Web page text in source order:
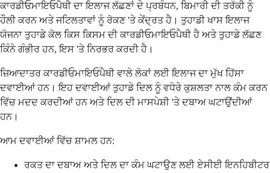
ਕਾਰਡੀਓਮਾਇਓਪੈਥੀ ਦਾ ਇਲਾਜ ਲੱਛਣਾਂ ਦੇ ਪ੍ਰਬੰਧਨ, ਬਿਮਾਰੀ ਦੀ ਤਰੱਕੀ ਨੂੰ
ਹੌਲੀ ਕਰਨ ਅਤੇ ਜਟਿਲਤਾਵਾਂ ਨੂੰ ਰੋਕਣ 'ਤੇ ਕੇਂਦ੍ਰਤ ਹੈ। ਤੁਹਾਡੀ ਖਾਸ ਇਲਾਜ
ਯੋਜਨਾ ਤੁਹਾਡੇ ਕੋਲ ਕਿਸ ਕਿਸਮ ਦੀ ਕਾਰਡੀਓਮਾਇਓਪੈਥੀ ਹੈ ਅਤੇ ਤੁਹਾਡੇ ਲੱਛਣ
ਕਿੰਨੇ ਗੰਭੀਰ ਹਨ, ਇਸ 'ਤੇ ਨਿਰਭਰ ਕਰਦੀ ਹੈ।
ਜ਼ਿਆਦਾਤਰ ਕਾਰਡੀਓਮਾਇਓਪੈਥੀ ਵਾਲੇ ਲੋਕਾਂ ਲਈ ਇਲਾਜ ਦਾ ਮੁੱਖ ਹਿੱਸਾ
ਦਵਾਈਆਂ ਹਨ। ਇਹ ਦਵਾਈਆਂ ਤੁਹਾਡੇ ਦਿਲ ਨੂੰ ਵਧੇਰੇ ਕੁਸ਼ਲਤਾ ਨਾਲ ਕੰਮ ਕਰਨ
ਵਿੱਚ ਮਦਦ ਕਰਦੀਆਂ ਹਨ ਅਤੇ ਦਿਲ ਦੀ ਮਾਸਪੇਸ਼ੀ 'ਤੇ ਦਬਾਅ ਘਟਾਉਂਦੀਆਂ
ਹਨ।
ਆਮ ਦਵਾਈਆਂ ਵਿੱਚ ਸ਼ਾਮਲ ਹਨ:
ਰਕਤ ਦਾ ਦਬਾਅ ਅਤੇ ਦਿਲ ਦਾ ਕੰਮ ਘਟਾਉਣ ਲਈ ਏਸੀਈ ਇਨਹਿਬੀਟਰ